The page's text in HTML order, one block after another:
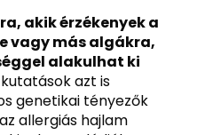
akik érzékenyek a
vagy más algákra,
alakulhat ki
azt is
genetikai tényezők
allergiás hajlam